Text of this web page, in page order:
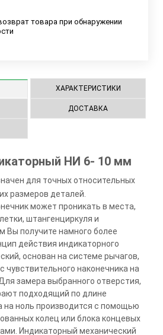
товара при обнаружении
ХАРАКТЕРИСТИКИ
ДОСТАВКА
НИ 6- 10 мм
для точных относительных
размеров деталей.
может проникать в места,
штангенциркуля и
Вы получите намного более
действия индикаторного
основан на системе рычагов,
наконечника на
замера выбранного отверстия,
подходящий по длине
на ноль производится с помощью
колец или блока концевых
Индикаторный механический